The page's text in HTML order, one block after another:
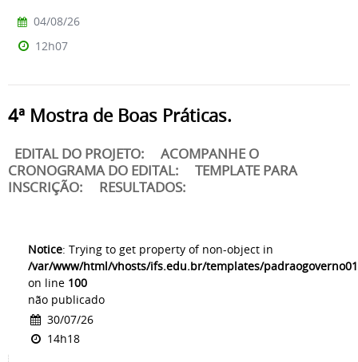
04/08/26
12h07
4ª Mostra de Boas Práticas.
EDITAL DO PROJETO: ACOMPANHE O
CRONOGRAMA DO EDITAL: TEMPLATE PARA
INSCRIÇÃO: RESULTADOS:
Notice: Trying to get property of non-object in
/var/www/html/vhosts/ifs.edu.br/templates/
on line 100
não publicado
30/07/26
14h18